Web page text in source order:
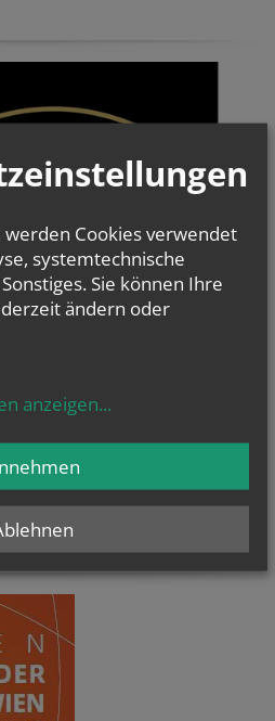
Cookies verwendet
systemtechnische
Sie können Ihre
ändern oder
anzeigen...